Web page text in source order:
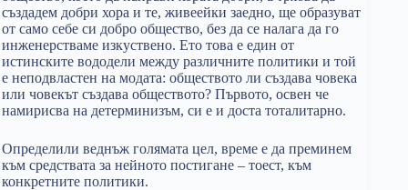
създадем добри хора и те, живеейки заедно, ще образуват
от само себе си добро общество, без да се налага да го
инженерстваме изкуствено. Ето това е един от
истинските вододели между различните политики и той
е неподвластен на модата: обществото ли създава човека
или човекът създава обществото? Първото, освен че
намирисва на детерминизъм, си е и доста тоталитарно.
Определили веднъж голямата цел, време е да преминем
към средствата за нейното постигане – тоест, към
конкретните политики.